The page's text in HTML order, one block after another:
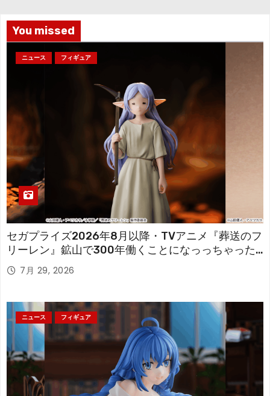
You missed
ニュース フィギュア
セガプライズ2026年8月以降・TVアニメ『葬送のフ
リーレン』鉱山で300年働くことになっっちゃった
「フリーレン」を立体化！
7月 29, 2026
ニュース フィギュア